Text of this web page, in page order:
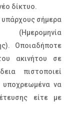
δίκτυο.
υπάρχους σήμερα
(Ημερομηνία
Οποιαδήποτε
ακινήτου σε
πιστοποιεί
υποχρεωμένα να
είτε με